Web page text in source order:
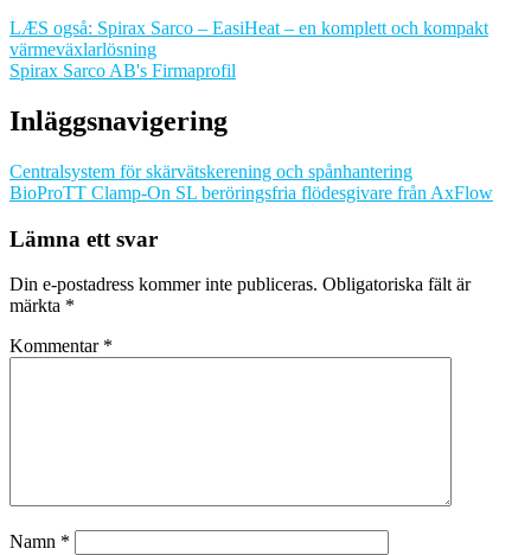
LÆS også: Spirax Sarco – EasiHeat – en komplett och kompakt
värmeväxlarlösning
Spirax Sarco AB's Firmaprofil
Inläggsnavigering
Centralsystem för skärvätskerening och spånhantering
BioProTT Clamp-On SL beröringsfria flödesgivare från AxFlow
Lämna ett svar
Din e-postadress kommer inte publiceras. Obligatoriska fält är
märkta *
Kommentar *
Namn *